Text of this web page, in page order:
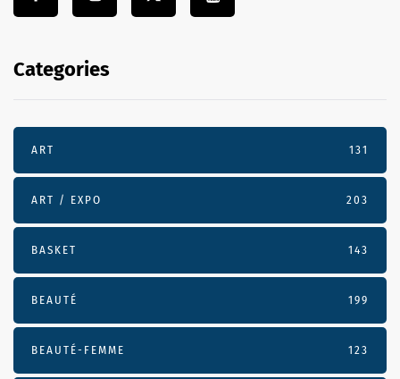
Categories
ART 131
ART / EXPO 203
BASKET 143
BEAUTÉ 199
BEAUTÉ-FEMME 123